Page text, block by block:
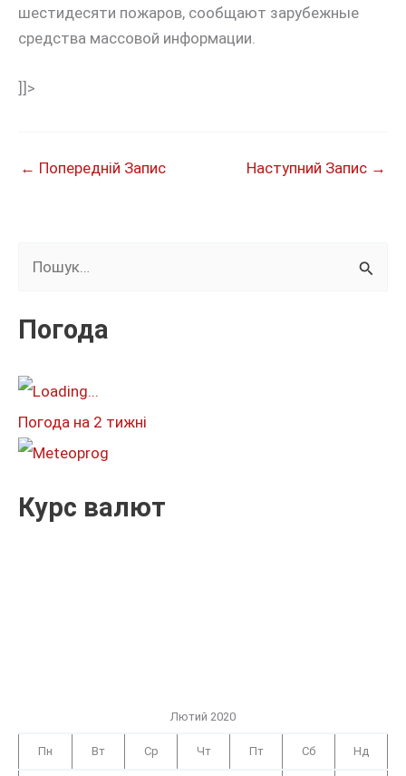
шестидесяти пожаров, сообщают зарубежные
средства массовой информации.
]]>
← Попередній Запис Наступний Запис →
к
т
:
Погода
Погода на 2 тижні
Курс валют
Лютий 2020
Пн Вт Ср Чт Пт Сб Нд